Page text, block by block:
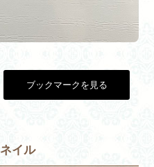
ブックマークを見る
イル